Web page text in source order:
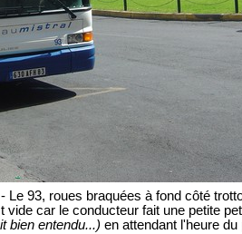
- Le 93, roues braquées à fond côté
vide car le conducteur fait une petite
bien entendu...) en attendant l'heure du